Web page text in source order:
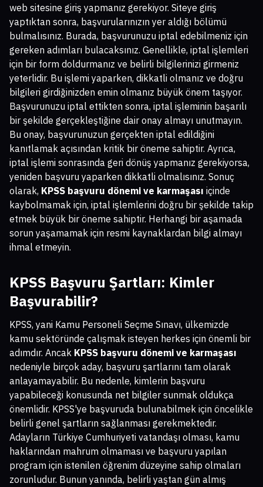
web sitesine giriş yapmanız gerekiyor. Siteye giriş
yaptıktan sonra, başvurularınızın yer aldığı bölümü
bulmalısınız. Burada, başvurunuzu iptal edebilmeniz için
gereken adımları bulacaksınız. Genellikle, iptal işlemleri
için bir form doldurmanız ve belirli bilgilerinizi girmeniz
yeterlidir. Bu işlemi yaparken, dikkatli olmanız ve doğru
bilgileri girdiğinizden emin olmanız büyük önem taşıyor.
Başvurunuzu iptal ettikten sonra, iptal işleminin başarılı
bir şekilde gerçekleştiğine dair onay almayı unutmayın.
Bu onay, başvurunuzun gerçekten iptal edildiğini
kanıtlamak açısından kritik bir öneme sahiptir. Ayrıca,
iptal işlemi sonrasında geri dönüş yapmanız gerekiyorsa,
yeniden başvuru yaparken dikkatli olmalısınız. Sonuç
olarak, KPSS başvuru dönemi ve karmaşası içinde
kaybolmamak için, iptal işlemlerini doğru bir şekilde takip
etmek büyük bir öneme sahiptir. Herhangi bir aşamada
sorun yaşamamak için resmi kaynaklardan bilgi almayı
ihmal etmeyin.
KPSS Başvuru Şartları: Kimler
Başvurabilir?
KPSS, yani Kamu Personeli Seçme Sınavı, ülkemizde
kamu sektöründe çalışmak isteyen herkes için önemli bir
adımdır. Ancak KPSS başvuru dönemi ve karmaşası
nedeniyle birçok aday, başvuru şartlarını tam olarak
anlayamayabilir. Bu nedenle, kimlerin başvuru
yapabileceği konusunda net bilgiler sunmak oldukça
önemlidir. KPSS'ye başvuruda bulunabilmek için öncelikle
belirli genel şartların sağlanması gerekmektedir.
Adayların Türkiye Cumhuriyeti vatandaşı olması, kamu
haklarından mahrum olmaması ve başvuru yapılan
program için istenilen öğrenim düzeyine sahip olmaları
zorunludur. Bunun yanında, belirli yaştan gün almış